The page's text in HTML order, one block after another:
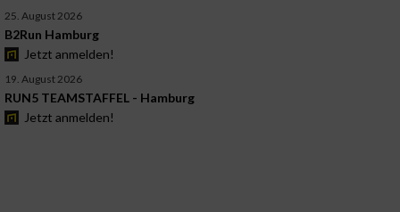
25. August 2026
B2Run Hamburg
Jetzt anmelden!
19. August 2026
RUN5 TEAMSTAFFEL - Hamburg
Jetzt anmelden!